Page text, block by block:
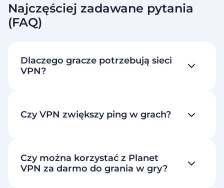
Najczęściej zadawane pytania
(FAQ)
Dlaczego gracze potrzebują sieci
VPN?
Czy VPN zwiększy ping w grach?
Czy można korzystać z Planet
VPN za darmo do grania w gry?